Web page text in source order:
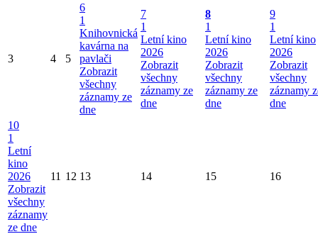
3 4 5
6
1
Knihovnická
kavárna na
pavlači
Zobrazit
všechny
záznamy ze
dne
7
1
Letní kino
2026
Zobrazit
všechny
záznamy ze
dne
8
1
Letní kino
2026
Zobrazit
všechny
záznamy ze
dne
9
1
Letní kino
2026
Zobrazit
všechny
záznamy
dne
10
1
Letní
kino
2026
Zobrazit
všechny
záznamy
ze dne
11 12 13 14 15 16